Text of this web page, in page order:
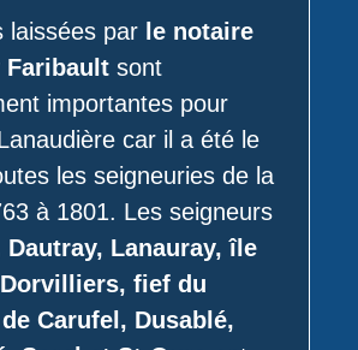
laissées par le notaire
Faribault sont
importantes pour
car il a été le
les seigneuries de la
à 1801. Les seigneurs
Dautray, Lanauray, île
fief du
Carufel, Dusablé,